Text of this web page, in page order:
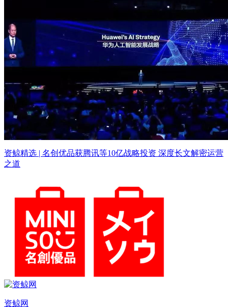
资鲸精选 | 名创优品获腾讯等10亿战略投资 深度长文解密运营
之道
资鲸网